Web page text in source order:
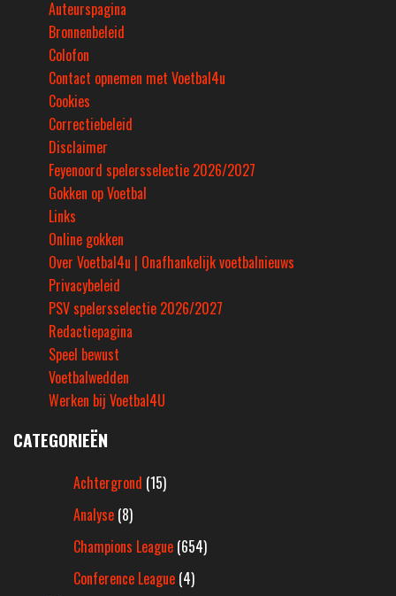
Auteurspagina
Bronnenbeleid
Colofon
Contact opnemen met Voetbal4u
Cookies
Correctiebeleid
Disclaimer
Feyenoord spelersselectie 2026/2027
Gokken op Voetbal
Links
Online gokken
Over Voetbal4u | Onafhankelijk voetbalnieuws
Privacybeleid
PSV spelersselectie 2026/2027
Redactiepagina
Speel bewust
Voetbalwedden
Werken bij Voetbal4U
CATEGORIEËN
Achtergrond (15)
Analyse (8)
Champions League (654)
Conference League (4)